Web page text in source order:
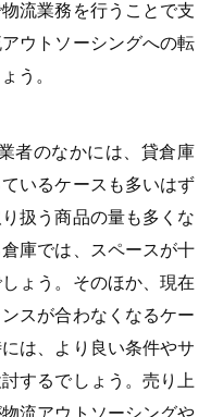
流業務を行うことで支
ウトソーシングへの転
う。
者のなかには、貸倉庫
いるケースも多いはず
扱う商品の量も多くな
庫では、スペースが十
ょう。そのほか、現在
スが合わなくなるケー
は、より良い条件やサ
するでしょう。売り上